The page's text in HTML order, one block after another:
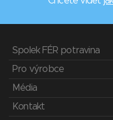
Spolek FÉR potravina
Pro výrobce
Média
Kontakt